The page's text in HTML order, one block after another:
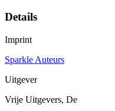
Details
Imprint
Sparkle Auteurs
Uitgever
Vrije Uitgevers, De